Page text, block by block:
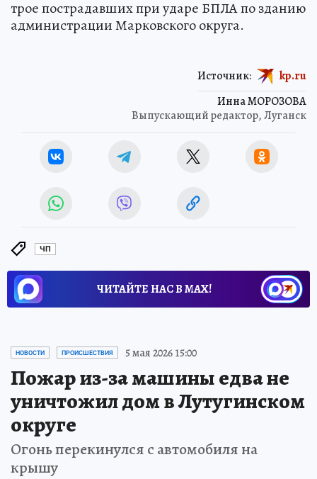
трое пострадавших при ударе БПЛА по зданию
администрации Марковского округа.
Инна МОРОЗОВА
Выпускающий редактор, Луганск
Источник: kp.ru
ЧП
ЧИТАЙТЕ НАС В МАХ!
НОВОСТИ ПРОИСШЕСТВИЯ 5 мая 2026 15:00
Пожар из-за машины едва не
уничтожил дом в Лутугинском
округе
Огонь перекинулся с автомобиля на
крышу